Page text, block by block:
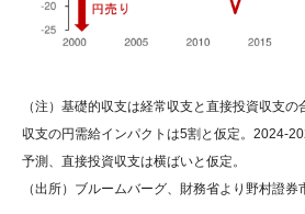
（注）基礎的収支は経常収支と直接投資収支
収支の円需給インパクトは5割と仮定。2024-
予測、直接投資収支は横ばいと仮定。
（出所）ブルームバーグ、財務省より野村證